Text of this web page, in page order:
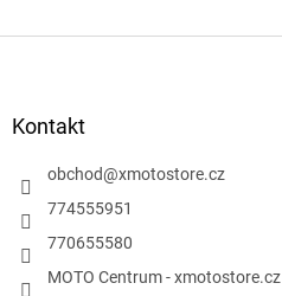
Kontakt
obchod@xmotostore.cz
774555951
770655580
MOTO Centrum - xmotostore.cz